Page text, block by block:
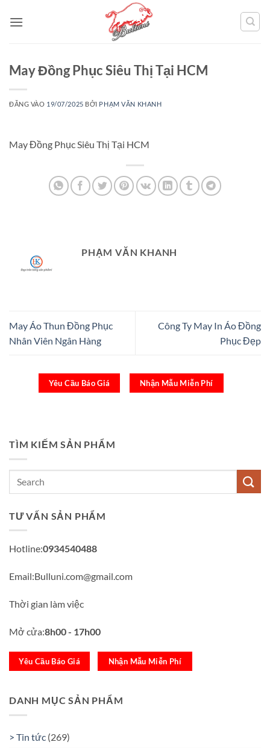
qua
May Đồng Phục Siêu Thị Tại HCM
ĐĂNG VÀO 19/07/2025 BỞI PHẠM VĂN KHANH
May Đồng Phục Siêu Thị Tại HCM
PHẠM VĂN KHANH
May Áo Thun Đồng Phục
Nhân Viên Ngân Hàng
Công Ty May In Áo Đồng
Phục Đẹp
Yêu Cầu Báo Giá Nhận Mẫu Miễn Phí
TÌM KIẾM SẢN PHẨM
TƯ VẤN SẢN PHẨM
Hotline:0934540488
Email:Bulluni.com@gmail.com
Thời gian làm việc
Mở cửa:8h00 - 17h00
Yêu Cầu Báo Giá Nhận Mẫu Miễn Phí
DANH MỤC SẢN PHẨM
> Tin tức (269)